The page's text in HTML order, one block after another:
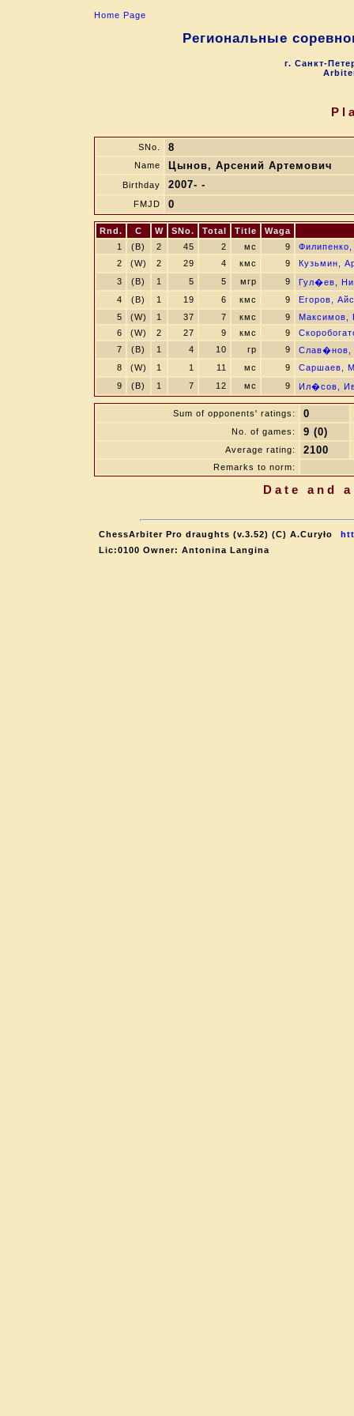
Home Page
Региональные
г. Санкт-
SNo. 8
Name Цынов, Арсений Артемович
Birthday 2007- -
FMJD 0
Rnd. C W SNo. Total Title
Waga
1
(B) 2 45 2 мс 9
2
(W) 2 29 4 кмс 9
Кузьмин,
3
(B) 1 5 5 мгр 9
Гул�ев,
4
(B) 1 19 6 кмс 9
Егоров,
5
(W) 1 37 7 кмс 9
Максимов,
6
(W) 2 27 9 кмс 9
7
(B) 1 4 10 гр 9
Слав�нов,
8
(W) 1 1 11 мс 9
Саршаев,
9
(B) 1 7 12 мс 9 Ил�сов,
Sum of opponents' ratings: 0
No. of games: 9 (0)
Average rating: 2100
Remarks to norm:
Date and
ChessArbiter Pro draughts (v.3.52) (C) A.Curyło
Lic:0100 Owner: Antonina Langina